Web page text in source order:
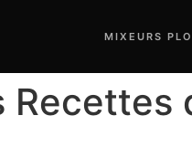
MIXEURS
Recettes